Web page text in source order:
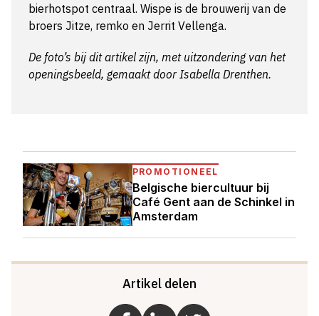
bierhotspot centraal. Wispe is de brouwerij van de
broers Jitze, remko en Jerrit Vellenga.
De foto’s bij dit artikel zijn, met uitzondering van het
openingsbeeld, gemaakt door Isabella Drenthen.
PROMOTIONEEL
Belgische biercultuur bij
Café Gent aan de Schinkel in
Amsterdam
Artikel delen